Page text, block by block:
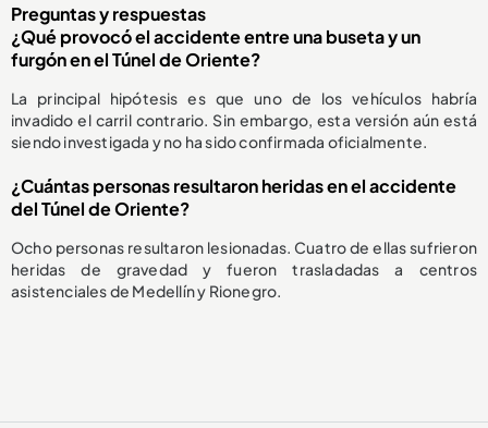
Preguntas y respuestas
¿Qué provocó el accidente entre una buseta y un
furgón en el Túnel de Oriente?
La principal hipótesis es que uno de los vehículos habría
invadido el carril contrario. Sin embargo, esta versión aún está
siendo investigada y no ha sido confirmada oficialmente.
¿Cuántas personas resultaron heridas en el accidente
del Túnel de Oriente?
Ocho personas resultaron lesionadas. Cuatro de ellas sufrieron
heridas de gravedad y fueron trasladadas a centros
asistenciales de Medellín y Rionegro.